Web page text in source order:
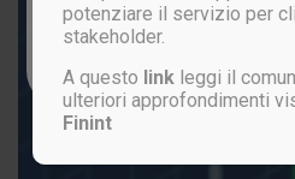
Non sei ancora
potenziare il servizio per
stakeholder.
A questo link leggi il
ulteriori approfondimenti
Finint